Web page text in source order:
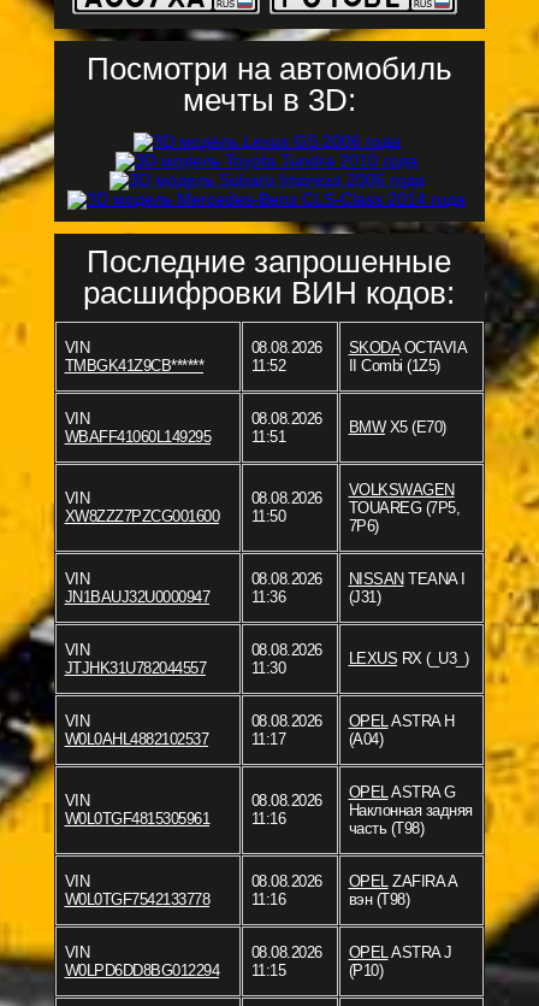
Посмотри на автомобиль
мечты в 3D:
Последние запрошенные
расшифровки ВИН кодов:
VIN
TMBGK41Z9CB******
08.08.2026
11:52
SKODAOCTAVIA
II Combi (1Z5)
VIN
WBAFF41060L149295
08.08.2026
11:51
BMWX5 (E70)
VIN
XW8ZZZ7PZCG001600
08.08.2026
11:50
VOLKSWAGEN
TOUAREG (7P5,
7P6)
VIN
JN1BAUJ32U0000947
08.08.2026
11:36
NISSAN TEANA I
(J31)
VIN
JTJHK31U782044557
08.08.2026
11:30
LEXUS RX (_U3_)
VIN
W0L0AHL4882102537
08.08.2026
11:17
OPELASTRA H
(A04)
VIN
W0L0TGF4815305961
08.08.2026
11:16
OPELASTRA G
Наклонная задняя
часть (T98)
VIN
W0L0TGF7542133778
08.08.2026
11:16
OPELZAFIRA A
вэн (T98)
VIN
W0LPD6DD8BG012294
08.08.2026
11:15
OPELASTRA J
(P10)